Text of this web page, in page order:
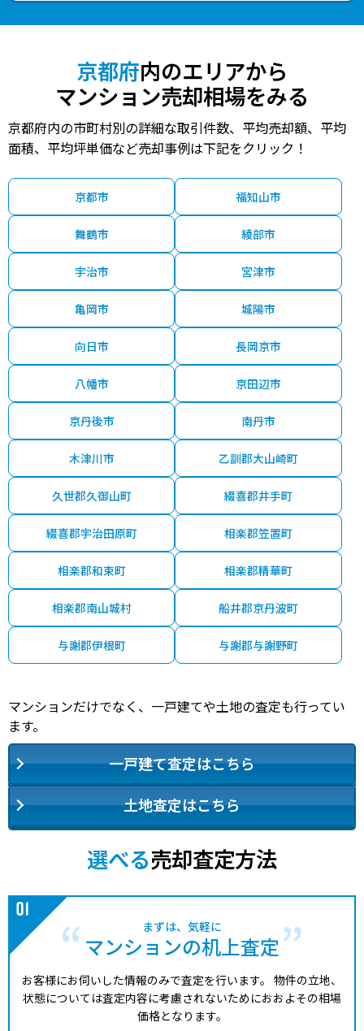
京都府内のエリアから
マンション売却相場をみる
京都府内の市町村別の詳細な取引件数、平均売却額、平均
面積、平均坪単価など売却事例は下記をクリック！
京都市 福知山市
舞鶴市 綾部市
宇治市 宮津市
亀岡市 城陽市
向日市 長岡京市
八幡市 京田辺市
京丹後市 南丹市
木津川市 乙訓郡大山崎町
久世郡久御山町 綴喜郡井手町
綴喜郡宇治田原町 相楽郡笠置町
相楽郡和束町 相楽郡精華町
相楽郡南山城村 船井郡京丹波町
与謝郡伊根町 与謝郡与謝野町
マンションだけでなく、一戸建てや土地の査定も行ってい
ます。
一戸建て査定はこちら
土地査定はこちら
選べる売却査定方法
まずは、気軽に
マンションの机上査定
お客様にお伺いした情報のみで査定を行います。 物件の立地、
状態については査定内容に考慮されないためにおおよその相場
価格となります。